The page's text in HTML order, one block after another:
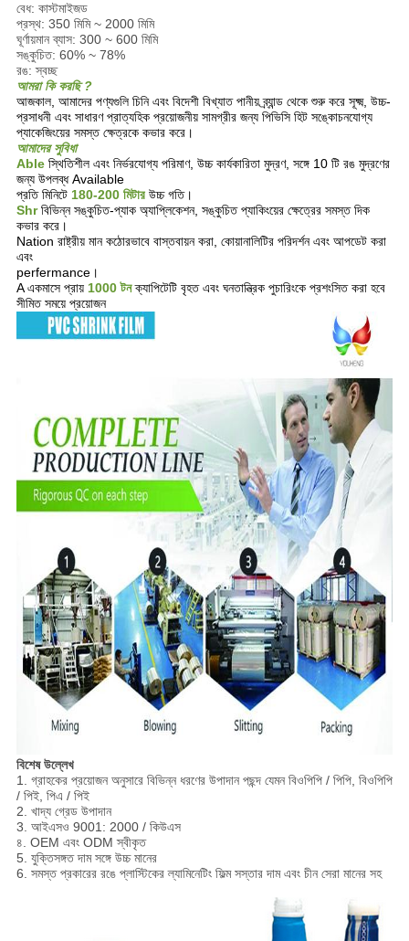
বেধ: কাস্টমাইজড
প্রস্থ: 350 মিমি ~ 2000 মিমি
ঘূর্ণায়মান ব্যাস: 300 ~ 600 মিমি
সঙ্কুচিত: 60% ~ 78%
রঙ: স্বচ্ছ
আমরা কি করছি ?
আজকাল, আমাদের পণ্যগুলি চিনি এবং বিদেশী বিখ্যাত পানীয় ব্র্যান্ড থেকে শুরু করে সূক্ষ্ম, উচ্চ-
প্রসাধনী এবং সাধারণ প্রাত্যহিক প্রয়োজনীয় সামগ্রীর জন্য পিভিসি হিট সঙ্কোচনযোগ্য
প্যাকেজিংয়ের সমস্ত ক্ষেত্রকে কভার করে।
আমাদের সুবিধা
Ableস্থিতিশীল এবং নির্ভরযোগ্য পরিমাণ, উচ্চ কার্যকারিতা মুদ্রণ, সঙ্গে 10 টি রঙ মুদ্রণের
জন্য উপলব্ধ Available
প্রতি মিনিটে 180-200 মিটারউচ্চ গতি।
Shrবিভিন্ন সঙ্কুচিত-প্যাক অ্যাপ্লিকেশন, সঙ্কুচিত প্যাকিংয়ের ক্ষেত্রের সমস্ত দিক
কভার করে।
Nation রাষ্ট্রীয় মান কঠোরভাবে বাস্তবায়ন করা, কোয়ানালিটির পরিদর্শন এবং আপডেট করা
এবং
perfermance।
A একমাসে প্রায় 1000 টনক্যাপিটেটি বৃহত এবং ঘনতান্ত্রিক পুচারিংকে প্রশংসিত করা হবে
সীমিত সময়ে প্রয়োজন
বিশেষ উল্লেখ
1. গ্রাহকের প্রয়োজন অনুসারে বিভিন্ন ধরণের উপাদান পছন্দ যেমন বিওপিপি / পিপি, বিওপিপি
/ পিই, পিএ / পিই
2. খাদ্য গ্রেড উপাদান
3. আইএসও 9001: 2000 / কিউএস
৪. OEM এবং ODM স্বীকৃত
5. যুক্তিসঙ্গত দাম সঙ্গে উচ্চ মানের
6. সমস্ত প্রকারের রঙে প্লাস্টিকের ল্যামিনেটিং ফিল্ম সস্তার দাম এবং চীন সেরা মানের সহ